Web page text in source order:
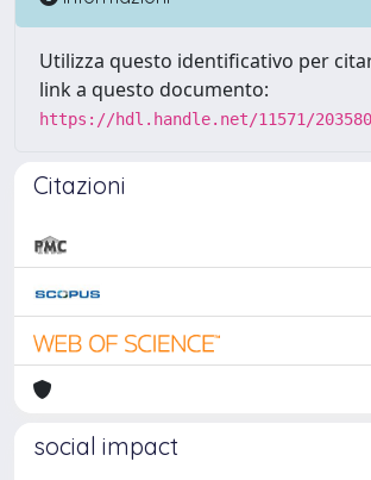
Utilizza questo identificativo per
link a questo documento:
https://hdl.handle.net/11571/203580
Citazioni
social impact